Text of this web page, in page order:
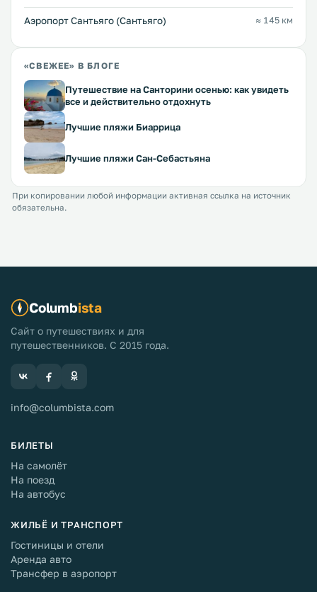
Аэропорт Сантьяго (Сантьяго) ≈ 145 км
«СВЕЖЕЕ» В БЛОГЕ
Путешествие на Санторини осенью: как увидеть
все и действительно отдохнуть
Лучшие пляжи Биаррица
Лучшие пляжи Сан-Себастьяна
При копировании любой информации активная ссылка на источник
обязательна.
Columbista
Сайт о путешествиях и для
путешественников. С 2015 года.
info@columbista.com
БИЛЕТЫ
На самолёт
На поезд
На автобус
ЖИЛЬЁ И ТРАНСПОРТ
Гостиницы и отели
Аренда авто
Трансфер в аэропорт